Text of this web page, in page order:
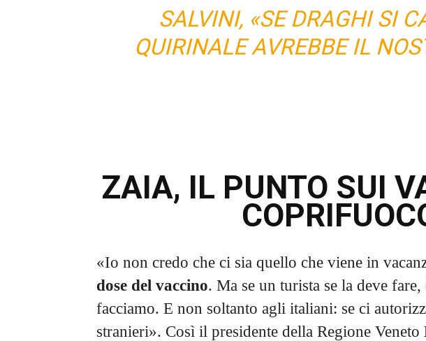
SALVINI, «SE DRAGHI SI
QUIRINALE AVREBBE IL
ZAIA, IL PUNTO SUI
«Io non credo che ci sia quello che viene in
dose del vaccino. Ma se un turista se la deve
facciamo. E non soltanto agli italiani: se ci
stranieri». Così il presidente della Regione Veneto